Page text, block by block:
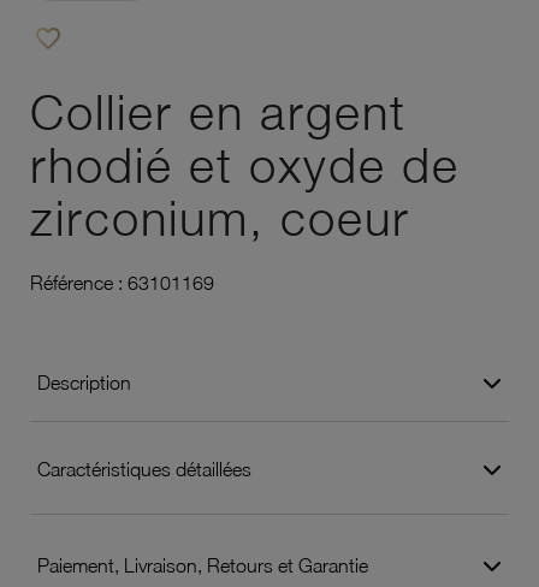
favorite_border
Collier en argent
rhodié et oxyde de
zirconium, coeur
Référence : 63101169
Description
Caractéristiques détaillées
Paiement, Livraison, Retours et Garantie